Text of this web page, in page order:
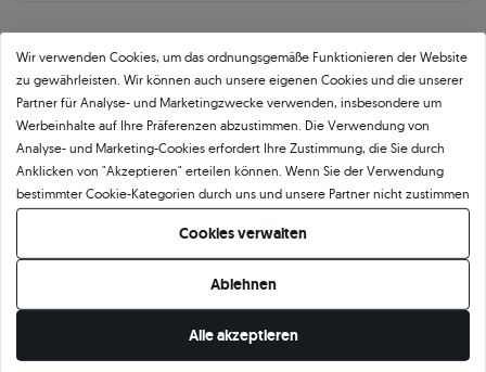
SAVICKI 5C ist mehr als der
Branchenstandard.
Echte Qualität beginnt mit der Verantwortung für jedes Detail. Für uns endet
der Frieden nicht mit einem Zertifikat. Kontrolle bedeutet bewusste Auswahl
Jeder Diamant wird mehrmals überprüft, sowohl hinsichtlich der Parameter als
auch der Proportionen und der Ästhetik in einer bestimmten Fassung. Erst
dann gelangt er in die Hände des Juweliers. Nur die Steine, die unseren
Wir verwenden Cookies, um das ordnungsgemäße Funktionieren der Website
zu gewährleisten. Wir können auch unsere eigenen Cookies und die unserer
Partner für Analyse- und Marketingzwecke verwenden, insbesondere um
Werbeinhalte auf Ihre Präferenzen abzustimmen. Die Verwendung von
Analyse- und Marketing-Cookies erfordert Ihre Zustimmung, die Sie durch
Anklicken von "Akzeptieren" erteilen können. Wenn Sie der Verwendung
bestimmter Cookie-Kategorien durch uns und unsere Partner nicht zustimmen
möchten, klicken Sie auf "Lassen Sie mich wählen" und bestimmen Sie Ihre
Präferenzen. Sie können Ihre Zustimmung jederzeit widerrufen, indem Sie
Ihre Cookie-Einstellungen ändern.
Cookies verwalten
Ablehnen
Alle akzeptieren